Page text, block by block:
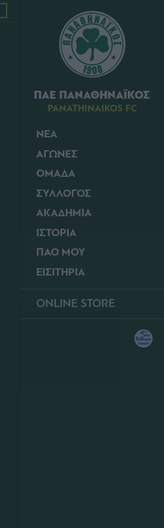
ΠΑΕ ΠΑΝΑΘΗΝΑΪΚΟΣ
PANATHINAIKOS FC
ΝΕΑ
ΑΓΩΝΕΣ
ΟΜΑΔΑ
ΣΥΛΛΟΓΟΣ
ΑΚΑΔΗΜΙΑ
ΙΣΤΟΡΙΑ
ΠΑΟ ΜΟΥ
ΕΙΣΙΤΗΡΙΑ
ONLINE STORE